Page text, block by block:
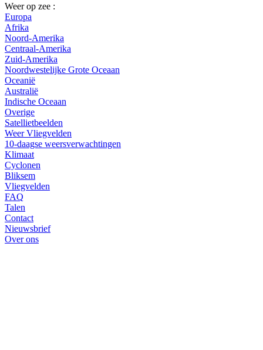
Weer op zee :
Europa
Afrika
Noord-Amerika
Centraal-Amerika
Zuid-Amerika
Noordwestelijke Grote Oceaan
Oceanië
Australië
Indische Oceaan
Overige
Satellietbeelden
Weer Vliegvelden
10-daagse weersverwachtingen
Klimaat
Cyclonen
Bliksem
Vliegvelden
FAQ
Talen
Contact
Nieuwsbrief
Over ons